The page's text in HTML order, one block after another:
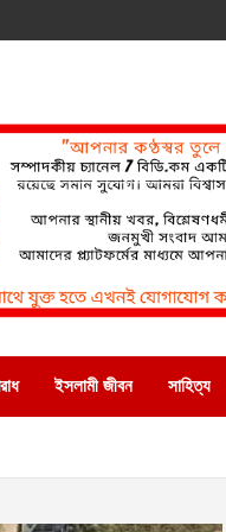
ইসলামী জীবন সাহিত্য